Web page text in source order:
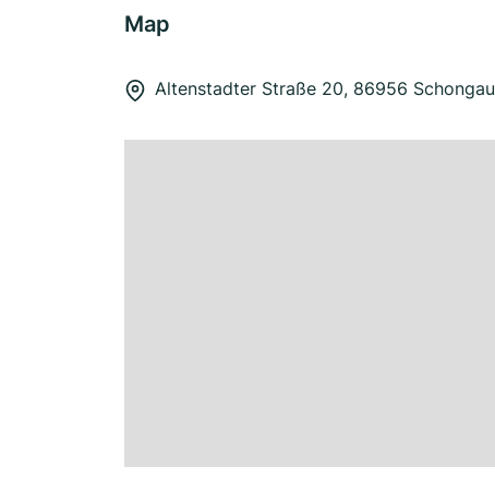
Map
Altenstadter Straße 20, 86956 Schongau